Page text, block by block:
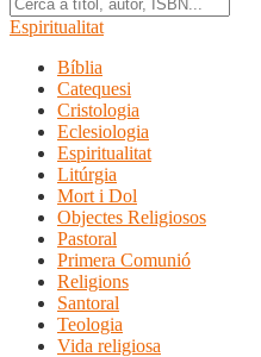
Espiritualitat
Bíblia
Catequesi
Cristologia
Eclesiologia
Espiritualitat
Litúrgia
Mort i Dol
Objectes Religiosos
Pastoral
Primera Comunió
Religions
Santoral
Teologia
Vida religiosa